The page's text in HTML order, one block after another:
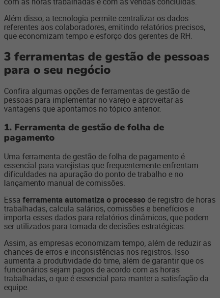
Além disso, a tecnologia permite centralizar os dados
referentes aos colaboradores, emitindo relatórios precisos,
que economizam tempo e esforço dos gerentes de RH.
3 ferramentas de gestão de pessoas
para o seu negócio
Confira algumas opções de ferramentas de gestão de
pessoas para implementar no varejo e aproveitar as
vantagens que apontamos no tópico anterior.
1. Ferramenta de gestão de folha de
pagamento
Uma ferramenta de gestão de folha de pagamento é
essencial para varejistas que frequentemente enfrentam
dificuldades na apuração do ponto de trabalho e no
lançamento manual de comissões.
Essa ferramenta automatiza o processo de registro de horas
trabalhadas, calcula salários, comissões e benefícios e
importa esses dados para relatórios dinâmicos, que podem
ser utilizados para tomada de decisões estratégicas.
Assim, as empresas economizam tempo, além de reduzir as
chances de erros e inconsistências nos registros. Isso
aumenta a produtividade do time, além de garantir que os
funcionários sejam pagos de acordo com as horas
trabalhadas, o que é essencial para manter a satisfação da
equipe.